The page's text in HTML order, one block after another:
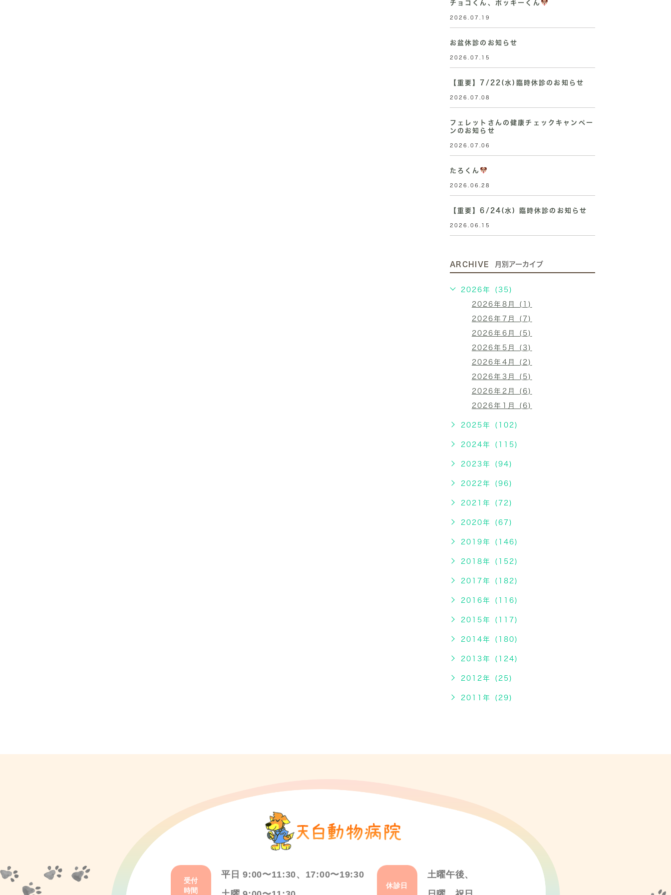
チョコくん、ポッキーくん
2026.07.19
お盆休診のお知らせ
2026.07.15
【重要】7/22(水)臨時休診のお知らせ
2026.07.08
フェレットさんの健康チェックキャンペー
ンのお知らせ
2026.07.06
たろくん
2026.06.28
【重要】6/24(水) 臨時休診のお知らせ
2026.06.15
ARCHIVE 月別アーカイブ
2026年 (35)
2026年8月 (1)
2026年7月 (7)
2026年6月 (5)
2026年5月 (3)
2026年4月 (2)
2026年3月 (5)
2026年2月 (6)
2026年1月 (6)
2025年 (102)
2024年 (115)
2023年 (94)
2022年 (96)
2021年 (72)
2020年 (67)
2019年 (146)
2018年 (152)
2017年 (182)
2016年 (116)
2015年 (117)
2014年 (180)
2013年 (124)
2012年 (25)
2011年 (29)
受付
時間
平日 9:00〜11:30、17:00〜19:30
休診日
土曜午後、